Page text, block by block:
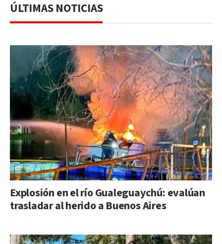
ÚLTIMAS NOTICIAS
Explosión en el río Gualeguaychú: evalúan
trasladar al herido a Buenos Aires